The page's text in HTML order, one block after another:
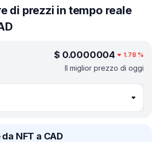
di prezzi in tempo reale
$ 0.0000004 1.78 %
Il miglior prezzo di oggi
NFT a CAD